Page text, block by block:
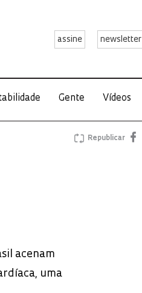
assine newsletter
Gente Vídeos
Republicar
acenam
uma